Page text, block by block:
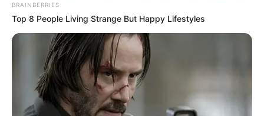
« zurück Sächsische Schweiz weiter»
BRAINBERRIES
Top 8 People Living Strange But Happy Lifestyles